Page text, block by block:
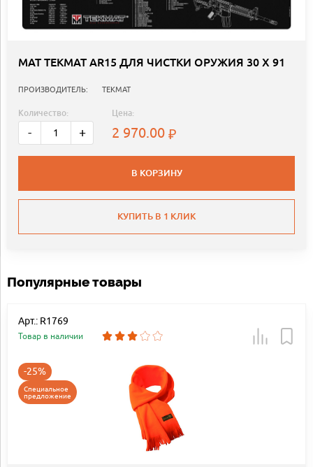
МАТ TEKMAT AR15 ДЛЯ ЧИСТКИ ОРУЖИЯ 30 X 91
ПРОИЗВОДИТЕЛЬ: TEKMAT
Количество:
- +
Цена:
2 970.00
В КОРЗИНУ
КУПИТЬ В 1 КЛИК
Популярные товары
Арт.: R1769
Товар в наличии
-25%
Специальное
предложение